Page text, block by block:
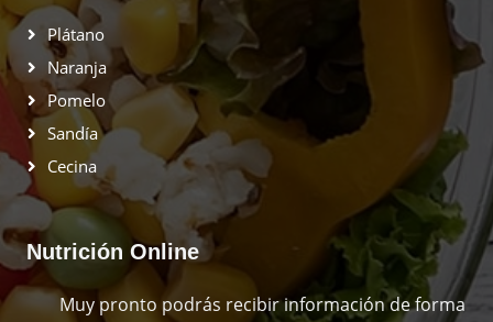
Ricos En Hierro
Ricos En Proteinas
Ricos En Vitamina D
Ricos En Potasio
Ricos En Fibra
Esenciales
Plátano